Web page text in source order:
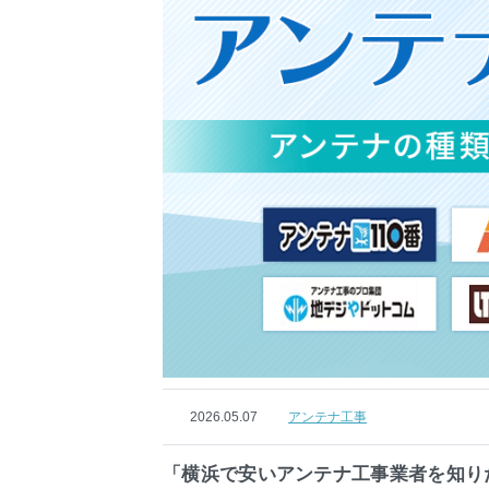
2026.05.07 アンテナ工事
「横浜で安いアンテナ工事業者を知